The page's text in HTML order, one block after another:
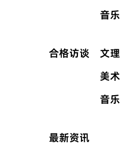
音乐
合格访谈
文理
美术
音乐
最新资讯